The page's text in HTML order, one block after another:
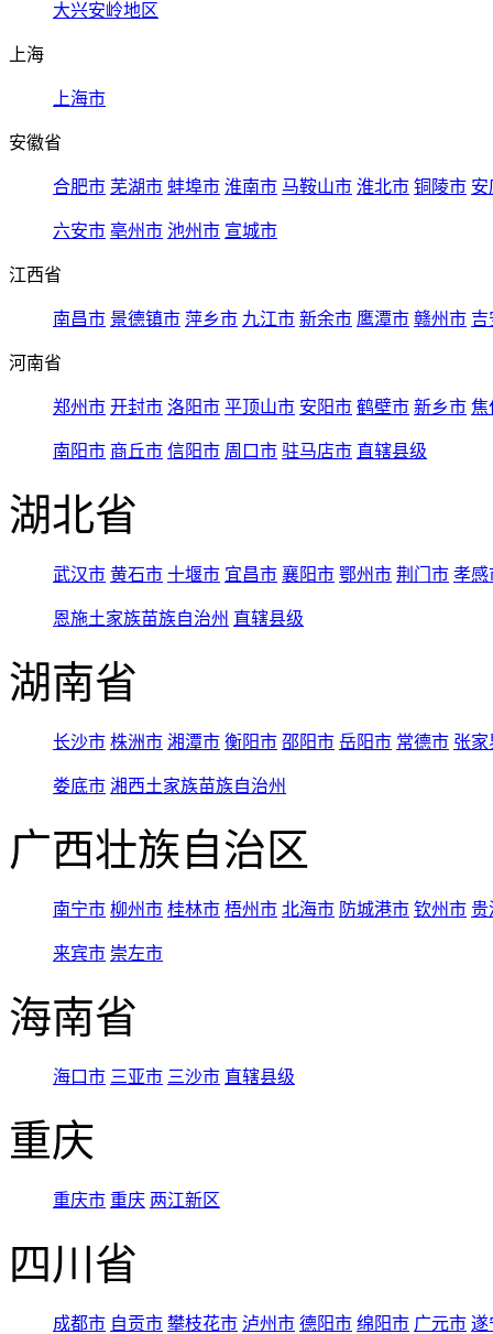
大兴安岭地区
上海
上海市
安徽省
合肥市 芜湖市 蚌埠市 淮南市 马鞍山市 淮北市 铜陵市 安
六安市 亳州市 池州市 宣城市
江西省
南昌市 景德镇市 萍乡市 九江市 新余市 鹰潭市 赣州市 吉
河南省
郑州市 开封市 洛阳市 平顶山市 安阳市 鹤壁市 新乡市 焦
南阳市 商丘市 信阳市 周口市 驻马店市 直辖县级
湖北省
武汉市 黄石市 十堰市 宜昌市 襄阳市 鄂州市 荆门市 孝感
恩施土家族苗族自治州 直辖县级
湖南省
长沙市 株洲市 湘潭市 衡阳市 邵阳市 岳阳市 常德市 张家
娄底市 湘西土家族苗族自治州
广西壮族自治区
南宁市 柳州市 桂林市 梧州市 北海市 防城港市 钦州市 贵
来宾市 崇左市
海南省
海口市 三亚市 三沙市 直辖县级
重庆
重庆市 重庆 两江新区
四川省
成都市 自贡市 攀枝花市 泸州市 德阳市 绵阳市 广元市 遂